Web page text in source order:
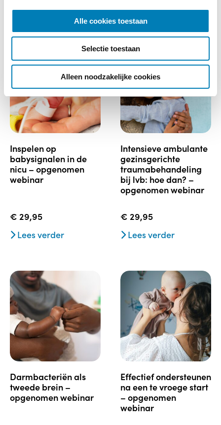
Alle cookies toestaan
Selectie toestaan
Alleen noodzakelijke cookies
inspelen op
babysignalen in de
nicu – opgenomen
webinar
€ 29,95
Lees verder
intensieve ambulante
gezinsgerichte
traumabehandeling
bij lvb: hoe dan? –
opgenomen webinar
€ 29,95
Lees verder
darmbacteriën als
tweede brein –
opgenomen webinar
effectief ondersteunen
na een te vroege start
– opgenomen
webinar